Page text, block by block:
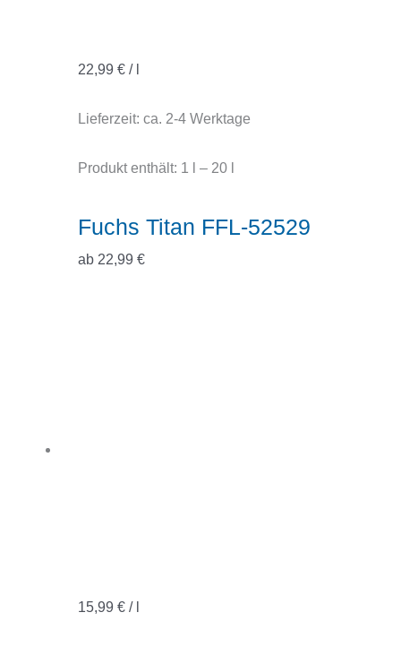
22,99 €/
Lieferzeit: ca. 2-4 Werktage
Produkt enthält: 1 – 20
Fuchs Titan FFL-52529
ab 22,99 €
15,99 €/